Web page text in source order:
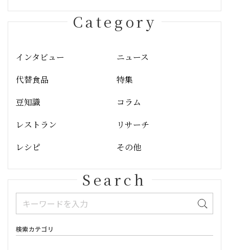
Category
インタビュー
ニュース
代替食品
特集
豆知識
コラム
レストラン
リサーチ
レシピ
その他
Search
検索カテゴリ